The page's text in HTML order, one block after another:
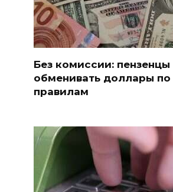
Без комиссии: пензенцы
обменивать доллары
правилам